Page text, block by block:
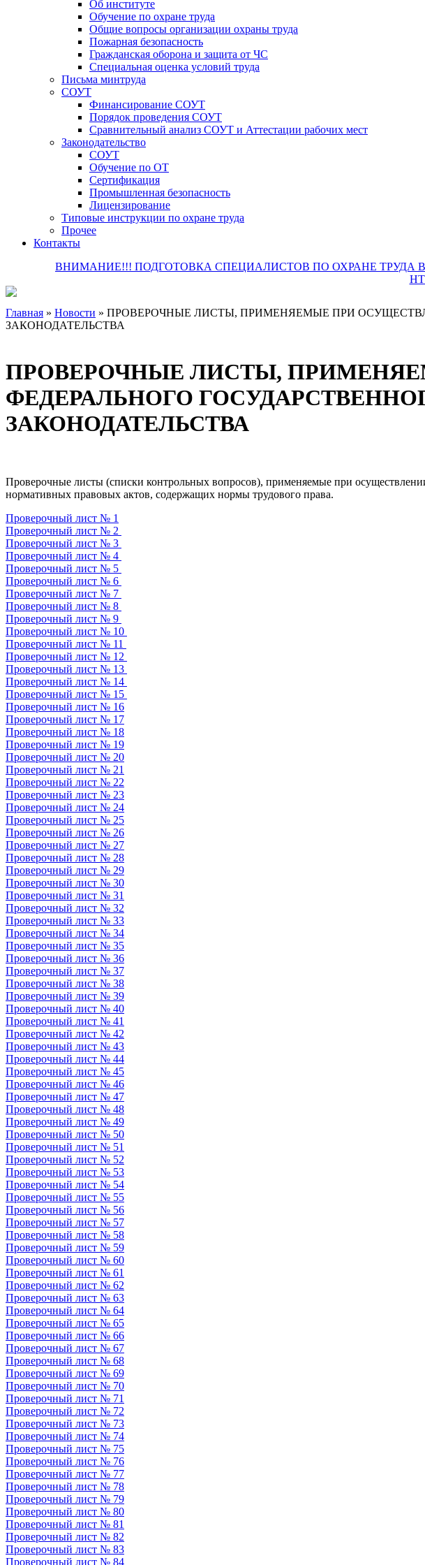
Об институте
Обучение по охране труда
Общие вопросы организации охраны труда
Пожарная безопасность
Гражданская оборона и защита от ЧС
Специальная оценка условий труда
Письма минтруда
СОУТ
Финансирование СОУТ
Порядок проведения СОУТ
Сравнительный анализ СОУТ и Аттестации рабочих мест
Законодательство
СОУТ
Обучение по ОТ
Сертификация
Промышленная безопасность
Лицензирование
Типовые инструкции по охране труда
Прочее
Контакты
ВНИМАНИЕ!!! ПОДГОТОВКА СПЕЦИАЛИСТОВ ПО ОХРАНЕ ТРУДА
Главная » Новости » ПРОВЕРОЧНЫЕ ЛИСТЫ, ПРИМЕНЯЕМЫЕ ПРИ
ЗАКОНОДАТЕЛЬСТВА
ПРОВЕРОЧНЫЕ ЛИСТЫ,
ФЕДЕРАЛЬНОГО
ЗАКОНОДАТЕЛЬСТВА
Проверочные листы (списки контрольных вопросов), применяемые при
нормативных правовых актов, содержащих нормы трудового права.
Проверочный лист № 1
Проверочный лист № 2
Проверочный лист № 3
Проверочный лист № 4
Проверочный лист № 5
Проверочный лист № 6
Проверочный лист № 7
Проверочный лист № 8
Проверочный лист № 9
Проверочный лист № 10
Проверочный лист № 11
Проверочный лист № 12
Проверочный лист № 13
Проверочный лист № 14
Проверочный лист № 15
Проверочный лист № 16
Проверочный лист № 17
Проверочный лист № 18
Проверочный лист № 19
Проверочный лист № 20
Проверочный лист № 21
Проверочный лист № 22
Проверочный лист № 23
Проверочный лист № 24
Проверочный лист № 25
Проверочный лист № 26
Проверочный лист № 27
Проверочный лист № 28
Проверочный лист № 29
Проверочный лист № 30
Проверочный лист № 31
Проверочный лист № 32
Проверочный лист № 33
Проверочный лист № 34
Проверочный лист № 35
Проверочный лист № 36
Проверочный лист № 37
Проверочный лист № 38
Проверочный лист № 39
Проверочный лист № 40
Проверочный лист № 41
Проверочный лист № 42
Проверочный лист № 43
Проверочный лист № 44
Проверочный лист № 45
Проверочный лист № 46
Проверочный лист № 47
Проверочный лист № 48
Проверочный лист № 49
Проверочный лист № 50
Проверочный лист № 51
Проверочный лист № 52
Проверочный лист № 53
Проверочный лист № 54
Проверочный лист № 55
Проверочный лист № 56
Проверочный лист № 57
Проверочный лист № 58
Проверочный лист № 59
Проверочный лист № 60
Проверочный лист № 61
Проверочный лист № 62
Проверочный лист № 63
Проверочный лист № 64
Проверочный лист № 65
Проверочный лист № 66
Проверочный лист № 67
Проверочный лист № 68
Проверочный лист № 69
Проверочный лист № 70
Проверочный лист № 71
Проверочный лист № 72
Проверочный лист № 73
Проверочный лист № 74
Проверочный лист № 75
Проверочный лист № 76
Проверочный лист № 77
Проверочный лист № 78
Проверочный лист № 79
Проверочный лист № 80
Проверочный лист № 81
Проверочный лист № 82
Проверочный лист № 83
Проверочный лист № 84